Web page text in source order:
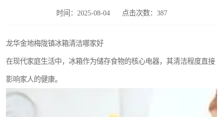
时间：2025-08-04 点击次数：387
龙华金地梅陇镇冰箱清洁哪家好
在现代家庭生活中，冰箱作为储存食物的核心电器，其清洁程度直接
影响家人的健康。